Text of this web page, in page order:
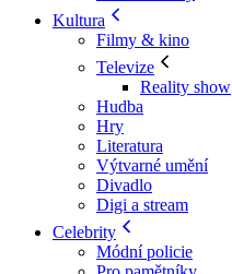
Kultura
Filmy & kino
Televize
Reality show
Hudba
Hry
Literatura
Výtvarné umění
Divadlo
Digi a stream
Celebrity
Módní policie